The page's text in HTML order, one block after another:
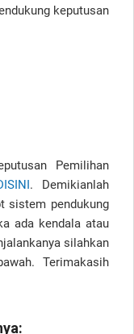
keputusan
Pemilihan
. Demikianlah
sistem pendukung
ada kendala atau
silahkan
Terimakasih